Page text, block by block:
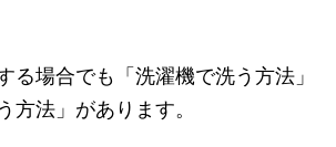
る場合でも「洗濯機で洗う方法」
方法」があります。